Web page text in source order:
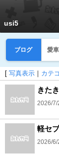
usi5
ブログ 愛
[ 写真表示 ｜ カテ
きた
2026/7/
軽セ
2026/6/